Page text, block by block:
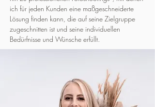
ich für jeden Kunden eine maßgeschneiderte
Lösung finden kann, die auf seine Zielgruppe
zugeschnitten ist und seine individuellen
Bedürfnisse und Wünsche erfüllt.